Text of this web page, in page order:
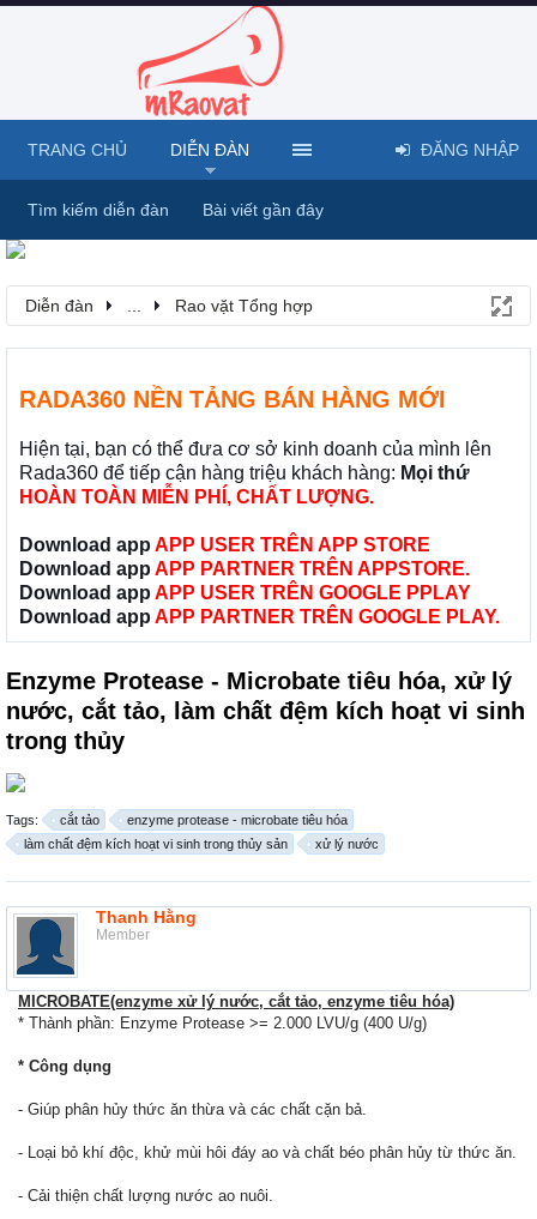
Diễn đàn Rao vặt Tổng hợp
RADA360 NỀN TẢNG BÁN HÀNG MỚI
Hiện tại, bạn có thể đưa cơ sở kinh doanh của mình lên
Rada360 để tiếp cận hàng triệu khách hàng: Mọi thứ
HOÀN TOÀN MIỄN PHÍ, CHẤT LƯỢNG.
Download app APP USER TRÊN APP STORE
Download app APP PARTNER TRÊN APPSTORE.
Download app APP USER TRÊN GOOGLE PPLAY
Download app APP PARTNER TRÊN GOOGLE PLAY.
Enzyme Protease - Microbate tiêu hóa, xử lý
nước, cắt tảo, làm chất đệm kích hoạt vi sinh
trong thủy
Tags: cắt tảo
enzyme protease - microbate tiêu hóa
làm chất đệm kích hoạt vi sinh trong thủy sản
xử lý nước
Thanh Hằng
Member
MICROBATE(enzyme xử lý nước, cắt tảo, enzyme tiêu hóa)
* Thành phần: Enzyme Protease >= 2.000 LVU/g (400 U/g)
* Công dụng
- Giúp phân hủy thức ăn thừa và các chất cặn bả.
- Loại bỏ khí độc, khử mùi hôi đáy ao và chất béo phân hủy từ thức ăn.
- Cải thiện chất lượng nước ao nuôi.
TRANG CHỦ DIỄN ĐÀN
Tìm kiếm diễn đàn Bài viết gần đây
ĐĂNG NHẬP